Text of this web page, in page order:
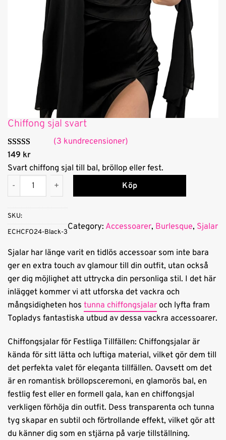
Chiffong sjal svart
Betygsatt
5.00av 5
baserat på
3
ner
(3 kundrecensioner)
149 kr
Svart chiffong sjal till bal, bröllop eller fest.
Chiffong sjal svart mängd
Köp
e
r
a
t
i
v
e
:
SKU:
ECHCFO24-Black-3Category: Accessoarer, Burlesque, Sjalar
Sjalar har länge varit en tidlös accessoar som inte bara
ger en extra touch av glamour till din outfit, utan också
ger dig möjlighet att uttrycka din personliga stil. I det här
inlägget kommer vi att utforska det vackra och
mångsidigheten hos tunna chiffongsjalaroch lyfta fram
Topladys fantastiska utbud av dessa vackra accessoarer.
Chiffongsjalar för Festliga Tillfällen: Chiffongsjalar är
kända för sitt lätta och luftiga material, vilket gör dem till
det perfekta valet för eleganta tillfällen. Oavsett om det
är en romantisk bröllopsceremoni, en glamorös bal, en
festlig fest eller en formell gala, kan en chiffongsjal
verkligen förhöja din outfit. Dess transparenta och tunna
tyg skapar en subtil och förtrollande effekt, vilket gör att
du känner dig som en stjärna på varje tillställning.